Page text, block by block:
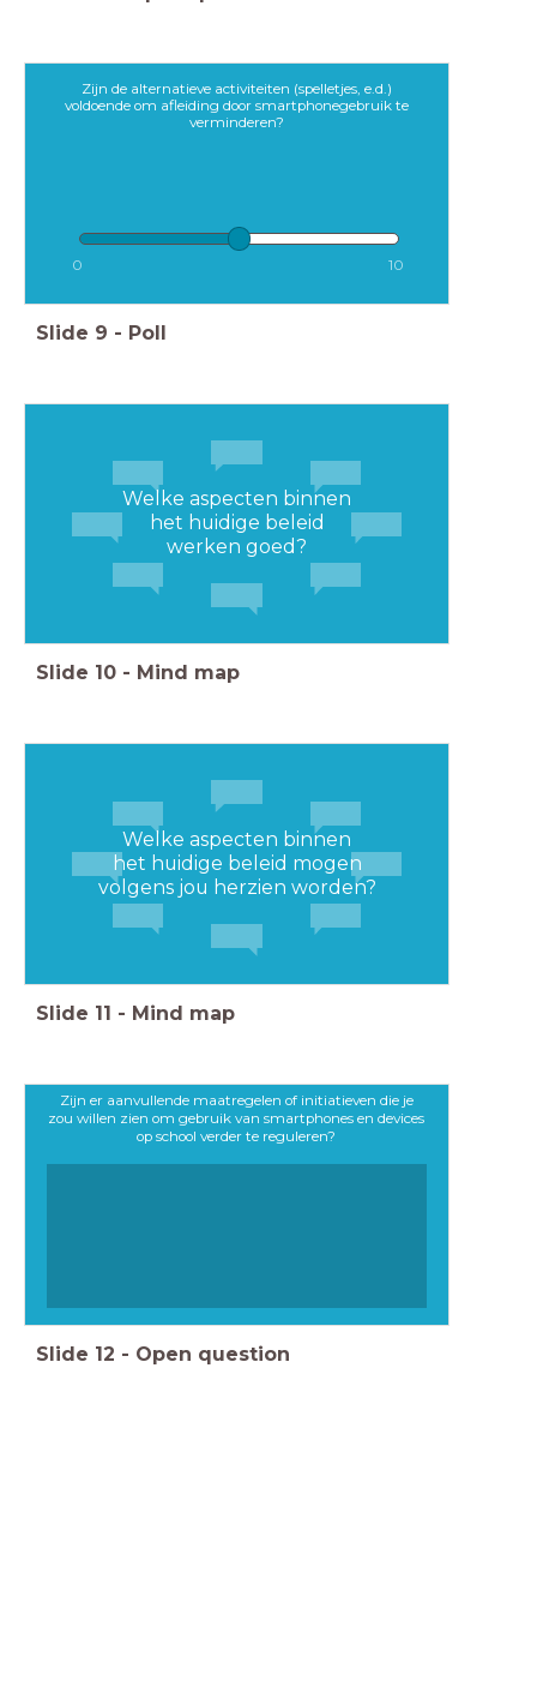
Zijn de alternatieve activiteiten (spelletjes, e.d.)
voldoende om afleiding door smartphonegebruik te
verminderen?
0 10
Slide 9 - Poll
Welke aspecten binnen
het huidige beleid
werken goed?
Slide 10 - Mind map
Welke aspecten binnen
het huidige beleid mogen
volgens jou herzien worden?
Slide 11 - Mind map
Zijn er aanvullende maatregelen of initiatieven die je
zou willen zien om gebruik van smartphones en devices
op school verder te reguleren?
Slide 12 - Open question